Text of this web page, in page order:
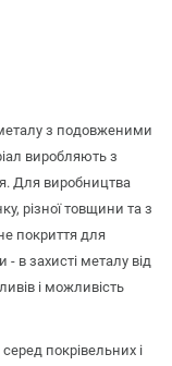
з подовженими
виробляють з
Для виробництва
різної товщини та з
покриття для
в захисті металу від
і можливість
покрівельних і